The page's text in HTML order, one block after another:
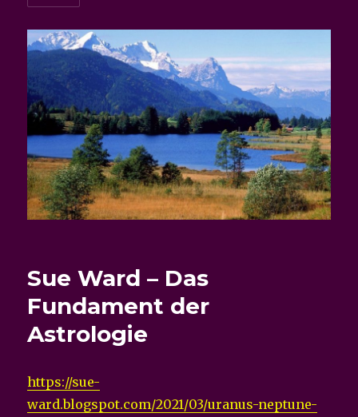
Sue Ward – Das
Fundament der
Astrologie
https://sue-
ward.blogspot.com/2021/03/uranus-neptune-